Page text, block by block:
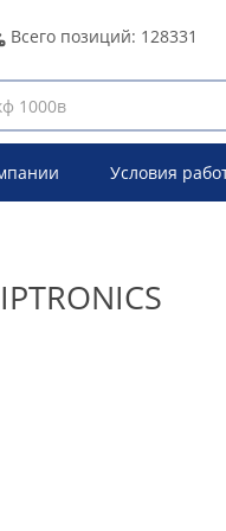
Всего позиций: 128331
Условия